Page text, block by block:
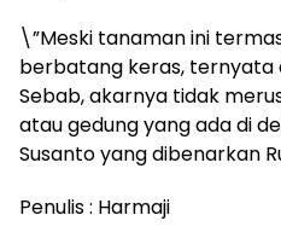
\”Meski tanaman ini
berbatang keras, ternyata
Sebab, akarnya tidak
atau gedung yang ada di
Susanto yang dibenarkan
Penulis : Harmaji